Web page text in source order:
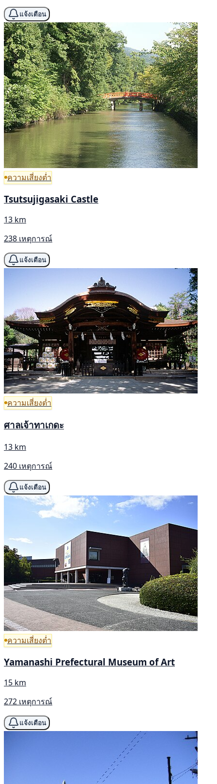
แจ้งเตือน
ความเสี่ยงต่ำ
Tsutsujigasaki Castle
13 km
238 เหตุการณ์
แจ้งเตือน
ความเสี่ยงต่ำ
ศาลเจ้าทาเกดะ
13 km
240 เหตุการณ์
แจ้งเตือน
ความเสี่ยงต่ำ
Yamanashi Prefectural Museum of Art
15 km
272 เหตุการณ์
แจ้งเตือน